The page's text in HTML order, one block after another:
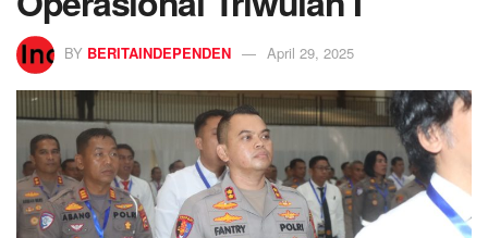
BY BERITAINDEPENDEN April 29, 2025